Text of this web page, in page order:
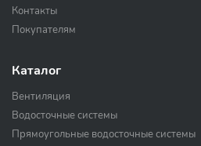
Контакты
Покупателям
Каталог
Вентиляция
Водосточные системы
Прямоугольные водосточные системы